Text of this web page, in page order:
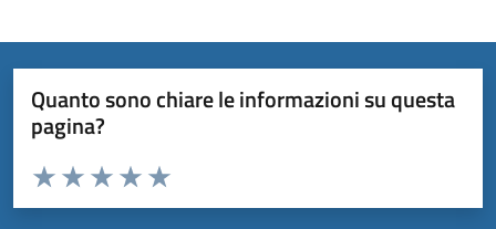
Quanto sono chiare le informazioni su questa
pagina?
Domanda
Valuta da 1 a 5 stelle la pagina
Valuta 5 stelle su 5
Valuta 4 stelle su 5
Valuta 3 stelle su 5
Valuta 2 stelle su 5
Valuta 1 stelle su 5